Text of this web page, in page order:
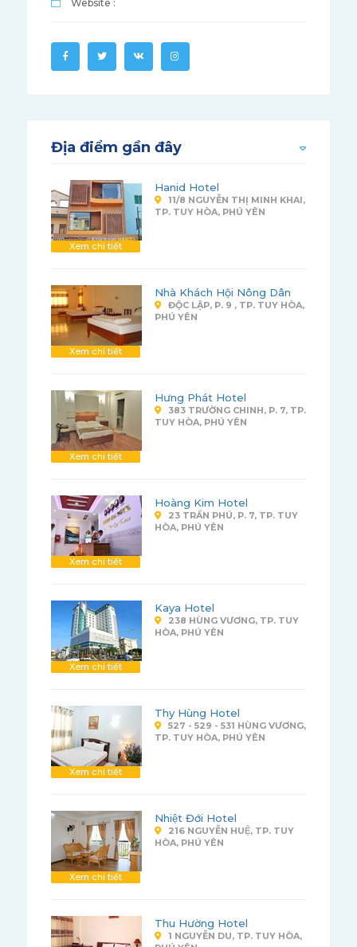
Website :
Địa điểm gần đây
Xem chi tiết
Hanid Hotel
11/8 NGUYỄN THỊ MINH KHAI,
TP. TUY HÒA, PHÚ YÊN
Xem chi tiết
Nhà Khách Hội Nông Dân
ĐỘC LẬP, P. 9 , TP. TUY HÒA,
PHÚ YÊN
Xem chi tiết
Hưng Phát Hotel
383 TRƯỜNG CHINH, P. 7, TP.
TUY HÒA, PHÚ YÊN
Xem chi tiết
Hoàng Kim Hotel
23 TRẦN PHÚ, P. 7, TP. TUY
HÒA, PHÚ YÊN
Xem chi tiết
Kaya Hotel
238 HÙNG VƯƠNG, TP. TUY
HÒA, PHÚ YÊN
Xem chi tiết
Thy Hùng Hotel
527 - 529 - 531 HÙNG VƯƠNG,
TP. TUY HÒA, PHÚ YÊN
Xem chi tiết
Nhiệt Đới Hotel
216 NGUYỄN HUỆ, TP. TUY
HÒA, PHÚ YÊN
Thu Hường Hotel
1 NGUYỄN DU, TP. TUY HÒA,